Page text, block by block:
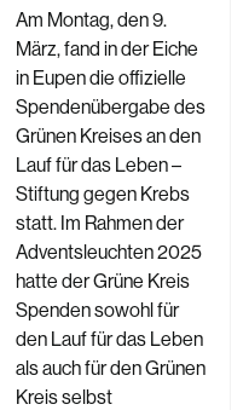
Am Montag, den 9.
März, fand in der Eiche
in Eupen die offizielle
Spendenübergabe des
Grünen Kreises an den
Lauf für das Leben –
Stiftung gegen Krebs
statt. Im Rahmen der
Adventsleuchten 2025
hatte der Grüne Kreis
Spenden sowohl für
den Lauf für das Leben
als auch für den Grünen
Kreis selbst